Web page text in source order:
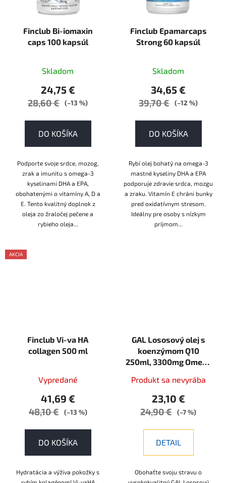
Finclub Bi-iomaxin
caps 100 kapsúl
Skladom
24,75 €
28,60 € (–13 %)
DO KOŠÍKA
Podporte svoje srdce, mozog,
zrak a imunitu s omega-3
kyselinami DHA a EPA,
obohatenými o vitamíny A, D a
E. Tento kvalitný doplnok z
oleja zo žraločej pečene a
rybieho oleja...
Finclub Epamarcaps
Strong 60 kapsúl
Skladom
34,65 €
39,70 € (–12 %)
DO KOŠÍKA
Rybí olej bohatý na omega-3
mastné kyseliny DHA a EPA
podporuje zdravie srdca, mozgu
a zraku. Vitamín E chráni bunky
pred oxidatívnym stresom.
Ideálny pre osoby s nízkym
príjmom...
AKCIA
Finclub Vi-va HA
collagen 500 ml
Vypredané
41,69 €
48,10 € (–13 %)
DO KOŠÍKA
Hydratácia a výživa pokožky s
GAL Lososový olej s
koenzýmom Q10
250ml, 3300mg Omega
Produkt sa nevyrába
23,10 €
24,90 € (–7 %)
DETAIL
Obohaťte svoju stravu o